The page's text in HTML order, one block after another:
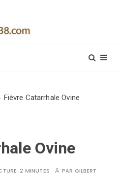
Fièvre Catarrhale Ovine
Ovine
:2 MINUTES PAR GILBERT